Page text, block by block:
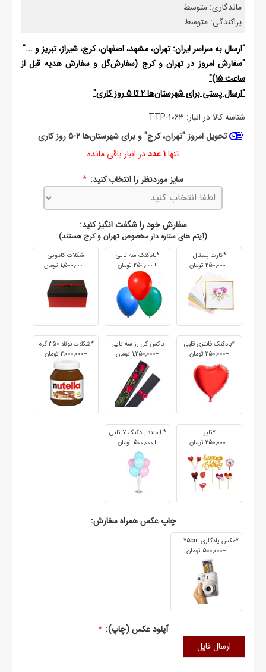
ماندگاری: متوسط
پراکندگی: متوسط
"ارسال به سراسر ایران: تهران، مشهد، اصفهان، کرج، شیراز، تبریز و ..."
"سفارش امروز در تهران و کرج (سفارش‌گل و سفارش هدیه قبل از
ساعت 15)"
"ارسال پستی برای شهرستان‌ها 2 تا 5 روز کاری"
شناسه کالا در انبار: TTP-1063
تحویل امروز "تهران، کرج" و برای شهرستان‌ها 2-5 روز کاری
تنها1 عدد
در انبار باقی مانده
سایز موردنظر را انتخاب کنید: *
سفارش خود را شگفت انگیز کنید:
(آیتم های ستاره دار مخصوص تهران و کرج هستند)
*کارت پستال
+250٬000 تومان
*بادکنک سه تایی
+250٬000 تومان
شکلات کادویی
+1٬500٬000 تومان
*بادکنک فانتزی قلبی
+250٬000 تومان
باکس گل رز سه تایی
+1٬250٬000 تومان
*شکلات نوتلا 350 گرم
+2٬000٬000 تومان
*تاپر
+250٬000 تومان
* استند بادکنک 7 تایی
+500٬000 تومان
چاپ عکس همراه سفارش:
*عکس یادگاری 7cm*5cm
+500٬000 تومان
آپلود عکس (چاپ): *
ارسال فایل